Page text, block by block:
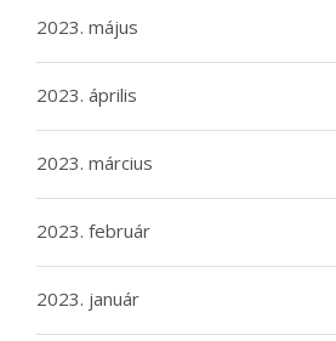
2023. május
2023. április
2023. március
2023. február
2023. január